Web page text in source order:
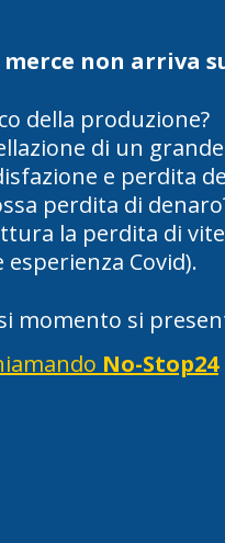
merce non arriva
della produzione?
di un
e perdita
perdita di
la perdita di
esperienza Covid).
momento si
No-Stop24